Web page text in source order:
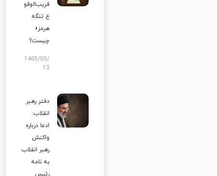
قریب‌الوقو
ع تنگه
هرمز»
چیست؟
1405/05/
13
دفتر رهبر
انقلاب:
ادعا درباره
واکنش
رهبر انقلاب
به نامه
رئیس